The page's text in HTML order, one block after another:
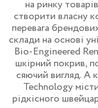
на ринку
створити власну
перевага
склади на основі
Bio-Engineered
шкірний покрив,
сяючий вигляд. А
Technology
рідкісного